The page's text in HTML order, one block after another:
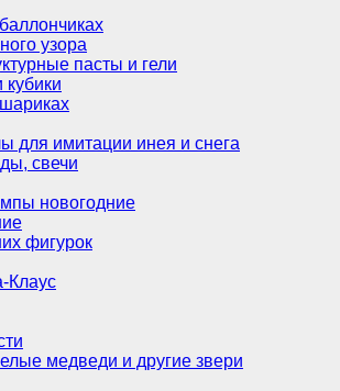
узора
пасты и гели
для имитации инея и снега
свечи
новогодние
фигурок
Клаус
медведи и другие звери